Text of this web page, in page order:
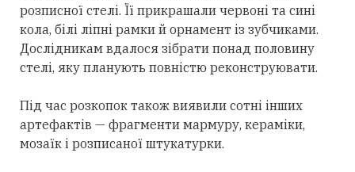
розписної стелі. Її прикрашали червоні та сині
кола, білі ліпні рамки й орнамент із зубчиками.
Дослідникам вдалося зібрати понад половину
стелі, яку планують повністю реконструювати.
Під час розкопок також виявили сотні інших
артефактів — фрагменти мармуру, кераміки,
мозаїк і розписаної штукатурки.